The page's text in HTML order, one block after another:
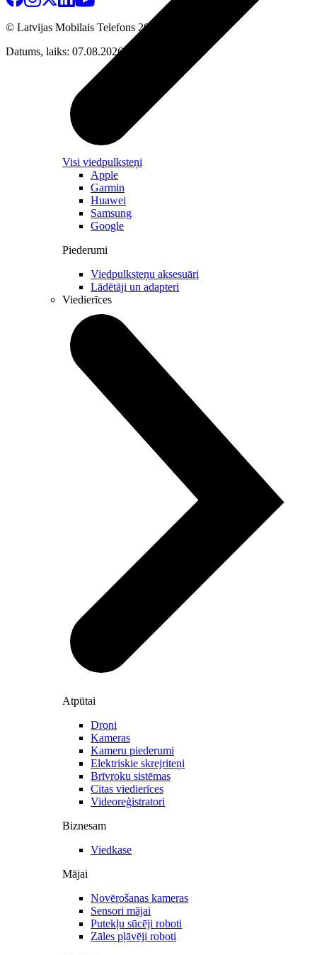
Visi viedpulksteņi
Apple
Garmin
Huawei
Samsung
Google
Piederumi
Viedpulksteņu aksesuāri
Lādētāji un adapteri
Viedierīces
Atpūtai
Droni
Kameras
Kameru piederumi
Elektriskie skrejriteņi
Brīvroku sistēmas
Citas viedierīces
Videoreģistratori
Biznesam
Viedkase
Mājai
Novērošanas kameras
Sensori mājai
Putekļu sūcēji roboti
Zāles pļāvēji roboti
© Latvijas Mobilais Telefons 2026
Datums, laiks: 07.08.2026 22:09